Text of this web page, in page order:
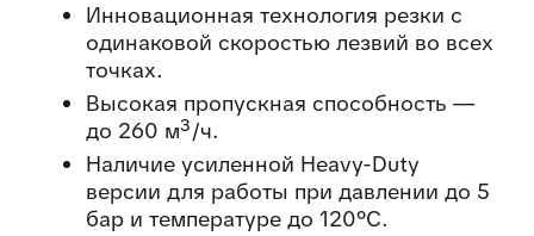
Инновационная технология резки с
одинаковой скоростью лезвий во всех
точках.
Высокая пропускная способность —
до 260 м³/ч.
Наличие усиленной Heavy-Duty
версии для работы при давлении до 5
бар и температуре до 120°C.